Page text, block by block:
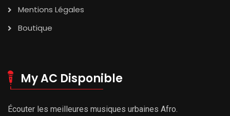
Mentions Légales
Boutique
My AC Disponible
Écouter les meilleures musiques urbaines Afro.